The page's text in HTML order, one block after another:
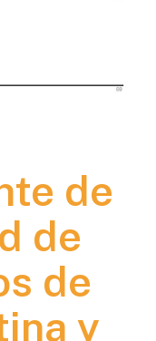
de
de
de
y